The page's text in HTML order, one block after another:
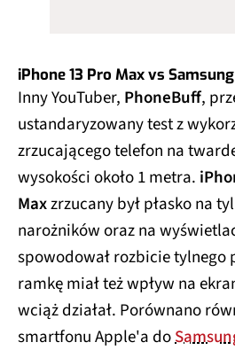
iPhone 13 Pro Max vs
Inny YouTuber, PhoneBuff,
ustandaryzowany test z
zrzucającego telefon na
wysokości około 1 metra.
Maxzrzucany był płasko na
narożników oraz na
spowodował rozbicie tylnego
ramkę miał też wpływ na
wciąż działał. Porównano
smartfonu Apple'a do